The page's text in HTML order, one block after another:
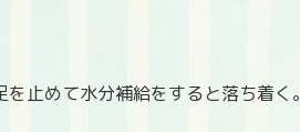
止めて水分補給をすると落ち着く。